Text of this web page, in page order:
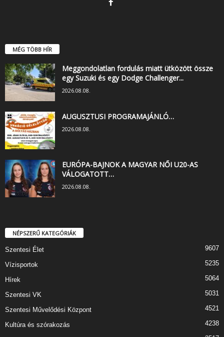
MÉG TÖBB HÍR
Meggondolatlan fordulás miatt ütközött össze
egy Suzuki és egy Dodge Challenger...
2026.08.08.
AUGUSZTUSI PROGRAMAJÁNLÓ…
2026.08.08.
EURÓPA-BAJNOK A MAGYAR NŐI U20-AS
VÁLOGATOTT…
2026.08.08.
NÉPSZERŰ KATEGÓRIÁK
Szentesi Élet 9607
Vízisportok 5235
Hírek 5064
Szentesi VK 5031
Szentesi Művelődési Központ 4521
Kultúra és szórakozás 4238